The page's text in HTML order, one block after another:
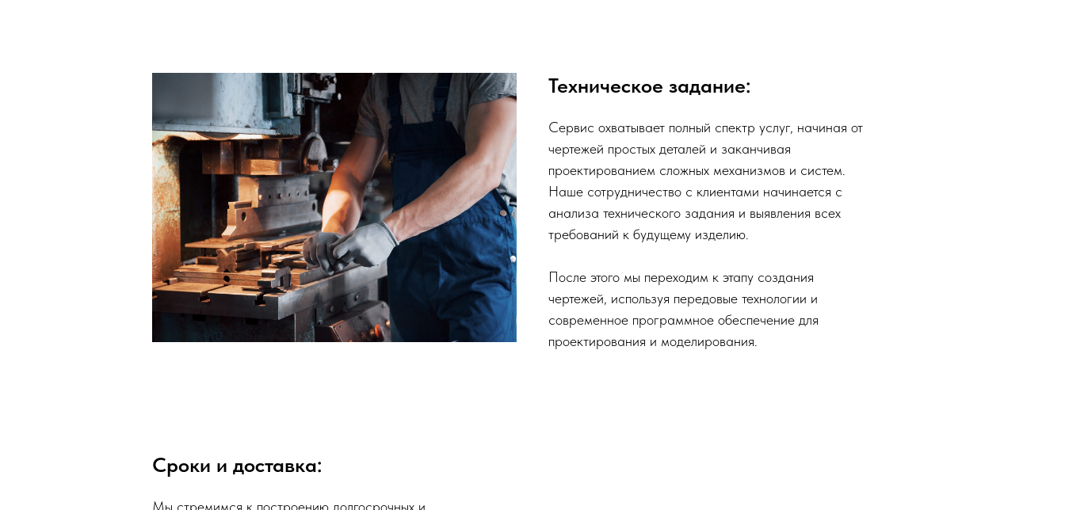
Техническое задание:
Сервис охватывает полный спектр услуг, начиная от
чертежей простых деталей и заканчивая
проектированием сложных механизмов и систем.
Наше сотрудничество с клиентами начинается с
анализа технического задания и выявления всех
требований к будущему изделию.
После этого мы переходим к этапу создания
чертежей, используя передовые технологии и
современное программное обеспечение для
проектирования и моделирования.
Сроки и доставка: